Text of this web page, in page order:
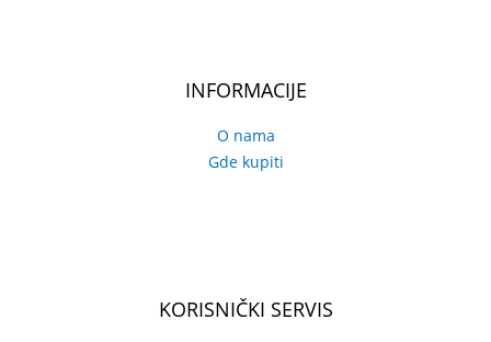
INFORMACIJE
O nama
Gde kupiti
KORISNIČKI SERVIS